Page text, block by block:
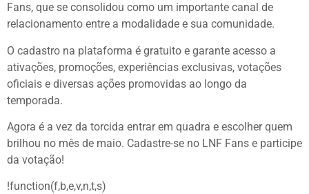
Fans, que se consolidou como um importante canal de
relacionamento entre a modalidade e sua comunidade.
O cadastro na plataforma é gratuito e garante acesso a
ativações, promoções, experiências exclusivas, votações
oficiais e diversas ações promovidas ao longo da
temporada.
Agora é a vez da torcida entrar em quadra e escolher quem
brilhou no mês de maio. Cadastre-se no LNF Fans e participe
da votação!
!function(f,b,e,v,n,t,s)